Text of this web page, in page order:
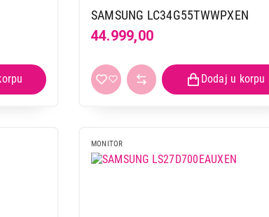
SAMSUNG LC34G55TWWPXEN
44.999,00
MONITOR